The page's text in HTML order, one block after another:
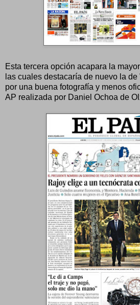
Esta tercera opción acapara la
las cuales destacaría de nuevo la
por una buena fotografía y menos
AP realizada por Daniel Ochoa de